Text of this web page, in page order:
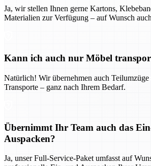
Ja, wir stellen Ihnen gerne Kartons,
Materialien zur Verfügung – auf Wunsch
Kann ich auch nur Möbel
Natürlich! Wir übernehmen auch Teilumzüge
Transporte – ganz nach Ihrem Bedarf.
Übernimmt Ihr Team auch das
Auspacken?
Ja, unser Full-Service-Paket umfasst auf